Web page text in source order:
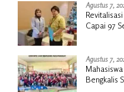
Agustus 7,
Capai 97
Agustus 7,
Bengkalis